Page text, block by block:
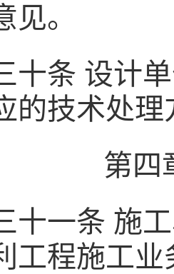
见。
条 设计单
的技术处理
第四
一条 施工
工程施工